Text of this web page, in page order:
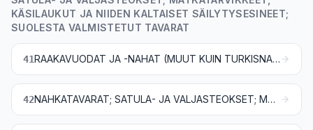
KÄSILAUKUT JA NIIDEN KALTAISET SÄILYTYSESINEET;
SUOLESTA VALMISTETUT TAVARAT
41 RAAKAVUODAT JA -NAHAT (MUUT KUIN TURKISNAHAT) SEKÄ MUOKATTU NAHKA
42 NAHKATAVARAT; SATULA- JA VALJASTEOKSET; MATKATARVIKKEET, KÄSILAUKUT JA NIIDEN KALTAISET SÄILYTYSESINEET; SUOLESTA VALMISTETUT TAVARAT